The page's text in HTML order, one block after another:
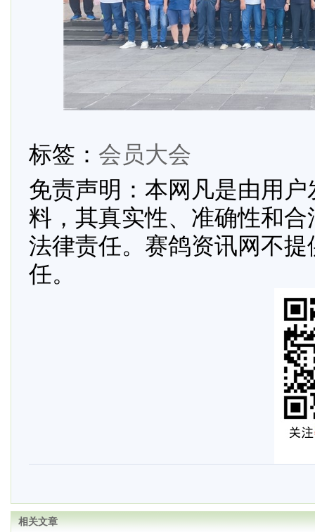
标签： 会员大会
免责声明：本网凡是由用
料，其真实性、准确性和
法律责任。赛鸽资讯网不
任。
相关文章